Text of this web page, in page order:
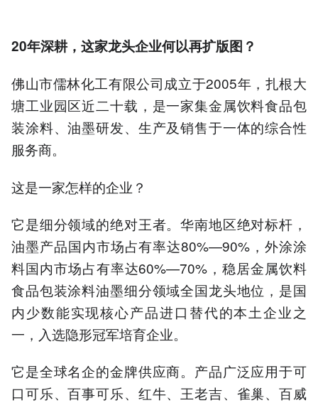
20年深耕，这家龙头企业何以再扩版图？
佛山市儒林化工有限公司成立于2005年，扎根大
塘工业园区近二十载，是一家集金属饮料食品包
装涂料、油墨研发、生产及销售于一体的综合性
服务商。
这是一家怎样的企业？
它是细分领域的绝对王者。华南地区绝对标杆，
油墨产品国内市场占有率达80%—90%，外涂涂
料国内市场占有率达60%—70%，稳居金属饮料
食品包装涂料油墨细分领域全国龙头地位，是国
内少数能实现核心产品进口替代的本土企业之
一，入选隐形冠军培育企业。
它是全球名企的金牌供应商。产品广泛应用于可
口可乐、百事可乐、红牛、王老吉、雀巢、百威